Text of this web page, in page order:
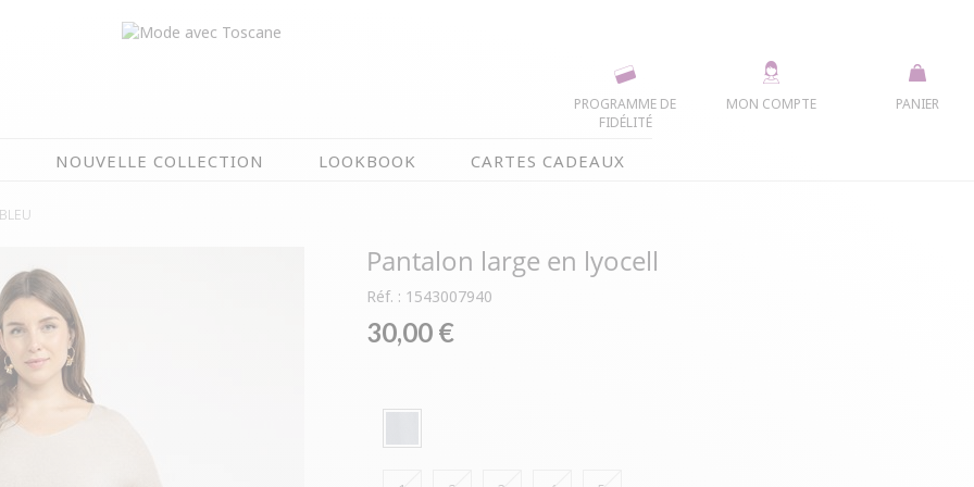
PANIER
MON COMPTE
PROGRAMME DE
FIDÉLITÉ
NOUVELLE COLLECTION LOOKBOOK CARTES CADEAUX
& IMPERS
NOUVELLE COLLECTION
MEILLEURES VENTES
BLEU
Pantalon large en lyocell
Réf. : 1543007940
30,00 €